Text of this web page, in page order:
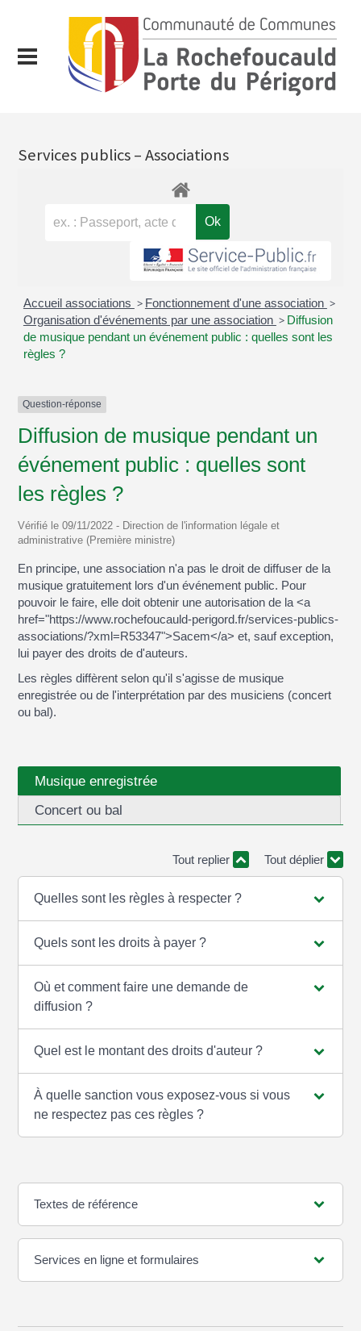
Services publics – Associations
Accueil associations > Fonctionnement d'une association >
Organisation d'événements par une association > Diffusion
de musique pendant un événement public : quelles sont les
règles ?
Question-réponse
Diffusion de musique pendant un
événement public : quelles sont
les règles ?
Vérifié le 09/11/2022 - Direction de l'information légale et
administrative (Première ministre)
En principe, une association n'a pas le droit de diffuser de la
musique gratuitement lors d'un événement public. Pour
pouvoir le faire, elle doit obtenir une autorisation de la <a
href="https://www.rochefoucauld-perigord.fr/services-publics-
associations/?xml=R53347">Sacem</a> et, sauf exception,
lui payer des droits de d'auteurs.
Les règles diffèrent selon qu'il s'agisse de musique
enregistrée ou de l'interprétation par des musiciens (concert
ou bal).
Musique enregistrée
Concert ou bal
Tout replier Tout déplier
Quelles sont les règles à respecter ?
Quels sont les droits à payer ?
Où et comment faire une demande de
diffusion ?
Quel est le montant des droits d'auteur ?
À quelle sanction vous exposez-vous si vous
ne respectez pas ces règles ?
Textes de référence
Services en ligne et formulaires